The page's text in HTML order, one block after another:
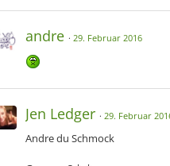
andre 29. Februar 2016
Jen Ledger 29. Februar
Andre du Schmock